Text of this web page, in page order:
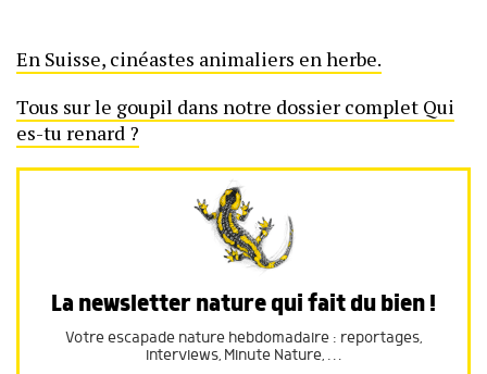
En Suisse, cinéastes animaliers en herbe.
Tous sur le goupil dans notre dossier complet Qui
es-tu renard ?
La newsletter nature qui fait du bien !
Votre escapade nature hebdomadaire : reportages,
interviews, Minute Nature, …